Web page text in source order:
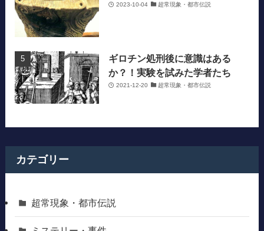
2023-10-04 超常現象・都市伝説
ギロチン処刑後に意識はある
か？！実験を試みた学者たち
2021-12-20 超常現象・都市伝説
カテゴリー
超常現象・都市伝説